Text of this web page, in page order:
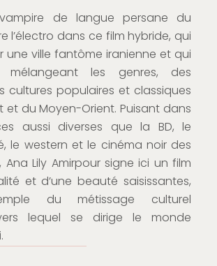
de langue persane du
l’électro dans ce film hybride, qui
une ville fantôme iranienne et qui
mélangeant les genres, des
cultures populaires et classiques
et du Moyen-Orient. Puisant dans
aussi diverses que la BD, le
le western et le cinéma noir des
Ana Lily Amirpour signe ici un film
et d’une beauté saisissantes,
du métissage culturel
lequel se dirige le monde